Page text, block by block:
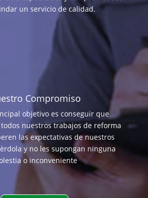
un servicio de calidad.
Compromiso
objetivo es conseguir que
nuestros trabajos de reforma
las expectativas de nuestros
y no les supongan ninguna
o inconveniente